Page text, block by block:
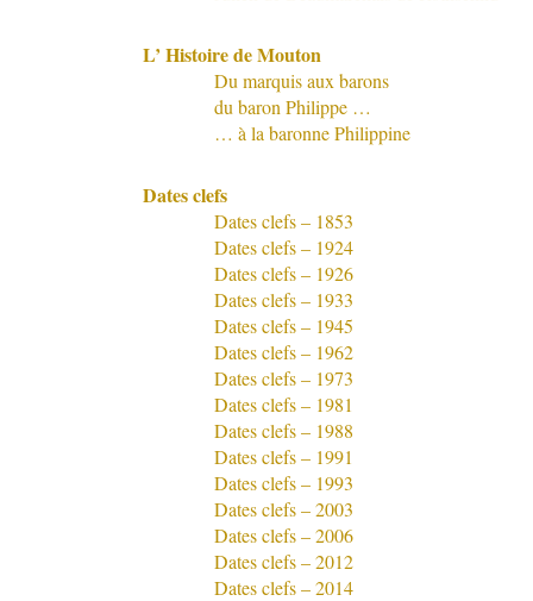
L’ Histoire de Mouton
Du marquis aux barons
du baron Philippe …
… à la baronne Philippine
Dates clefs
Dates clefs – 1853
Dates clefs – 1924
Dates clefs – 1926
Dates clefs – 1933
Dates clefs – 1945
Dates clefs – 1962
Dates clefs – 1973
Dates clefs – 1981
Dates clefs – 1988
Dates clefs – 1991
Dates clefs – 1993
Dates clefs – 2003
Dates clefs – 2006
Dates clefs – 2012
Dates clefs – 2014